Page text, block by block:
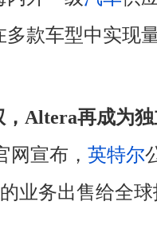
款车型中实现
，Altera再成为
网宣布， 英特尔
业务出售给全